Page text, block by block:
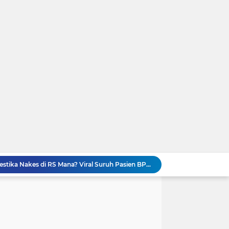
GEGER! Profil dr. Elda Putri Rahardini, Dokter Awardee LPDP yang Komentar Jahat ke Pasien BPJS
Kronologi Lengkap Pasien BPJS Diserbu Komentar Sadis Dokter dan Nakes usai Mengeluh Sulit Rawat Inap